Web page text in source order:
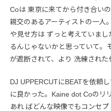
Coは 東京に来てから付き合い
親交のあるアーティストの一人
や見せ方は ずっと考えていま
るんじゃないかと思っていて。
が遮断されて、より 洗練された
DJ UPPERCUTにBEATを依頼
に良かった。Kaine dot Coのリ
あれ ばどんな映像でもコンセ